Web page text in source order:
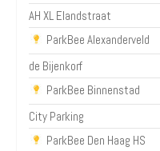
AH XL Elandstraat
ParkBee Alexanderveld
de Bijenkorf
ParkBee Binnenstad
City Parking
ParkBee Den Haag HS